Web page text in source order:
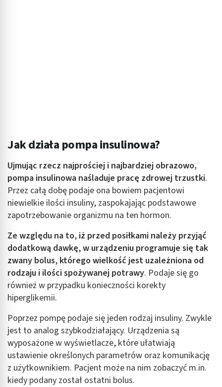
Jak działa pompa insulinowa?
Ujmując rzecz najprościej i najbardziej obrazowo,
pompa insulinowa naśladuje pracę zdrowej trzustki.
Przez całą dobę podaje ona bowiem pacjentowi
niewielkie ilości insuliny, zaspokajając podstawowe
zapotrzebowanie organizmu na ten hormon.
Ze względu na to, iż przed posiłkami należy przyjąć
dodatkową dawkę,w urządzeniu programuje się tak
zwany bolus, którego wielkość jest uzależniona od
rodzaju i ilości spożywanej potrawy. Podaje się go
również w przypadku konieczności korekty
hiperglikemii.
Poprzez pompę podaje się jeden rodzaj insuliny. Zwykle
jest to analog szybkodziałający. Urządzenia są
wyposażone w wyświetlacze, które ułatwiają
ustawienie określonych parametrów oraz komunikację
z użytkownikiem. Pacjent może na nim zobaczyć m.in.
kiedy podany został ostatni bolus.